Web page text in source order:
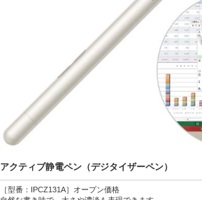
アクティブ静電ペン（デジタイザーペン）
［型番：IPCZ131A］オープン価格